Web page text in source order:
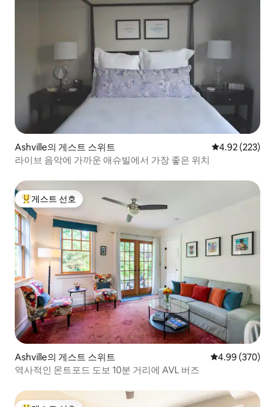
Ashville의 게스트 스위트 평점 4.92점(5
4.92 (223)
라이브 음악에 가까운 애슈빌에서 가장 좋은 위치
상위 게스트 선호
게스트 선호
Ashville의 게스트 스위트 평점 4.99점(5
4.99 (370)
역사적인 몬트포드 도보 10분 거리에 AVL 버즈